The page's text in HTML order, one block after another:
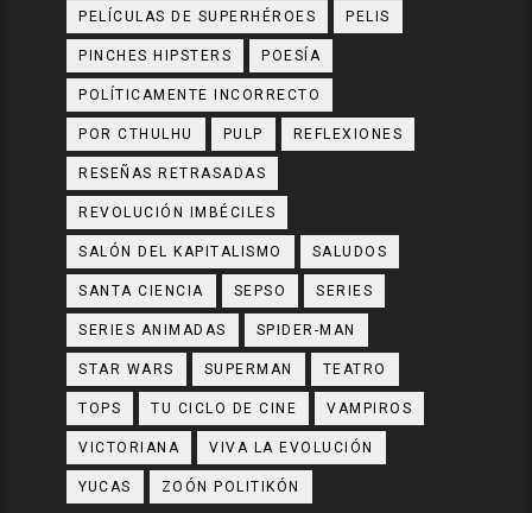
PELÍCULAS DE SUPERHÉROES PELIS
PINCHES HIPSTERS POESÍA
POLÍTICAMENTE INCORRECTO
POR CTHULHU PULP REFLEXIONES
RESEÑAS RETRASADAS
REVOLUCIÓN IMBÉCILES
SALÓN DEL KAPITALISMO SALUDOS
SANTA CIENCIA SEPSO SERIES
SERIES ANIMADAS SPIDER-MAN
STAR WARS SUPERMAN TEATRO
TOPS TU CICLO DE CINE VAMPIROS
VICTORIANA VIVA LA EVOLUCIÓN
YUCAS ZOÓN POLITIKÓN